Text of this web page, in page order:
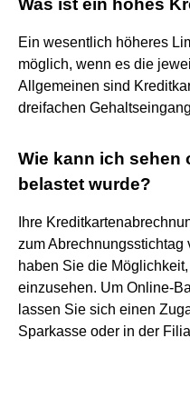
Ein wesentlich höheres
möglich, wenn es die
Allgemeinen sind
dreifachen
Wie kann ich sehen
belastet wurde?
Ihre
zum Abrechnungsstichtag
haben Sie die
einzusehen. Um Online-
lassen Sie sich einen
Sparkasse oder in der